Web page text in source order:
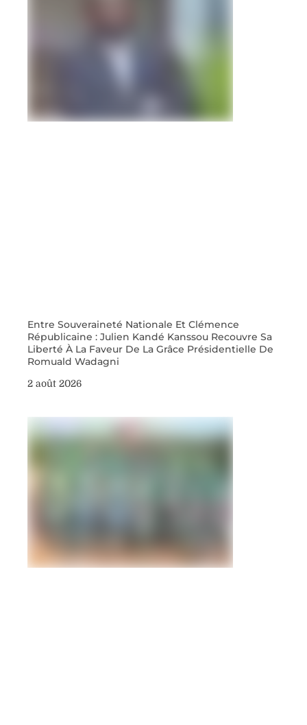
Entre Souveraineté Nationale Et Clémence
Républicaine : Julien Kandé Kanssou Recouvre Sa
Liberté À La Faveur De La Grâce Présidentielle De
Romuald Wadagni
2 août 2026